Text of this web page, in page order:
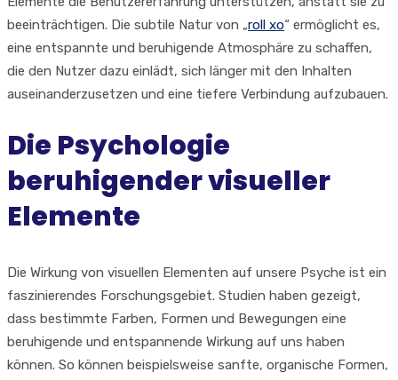
beeinträchtigen. Die subtile Natur von „roll xo“ ermöglicht es,
eine entspannte und beruhigende Atmosphäre zu schaffen,
die den Nutzer dazu einlädt, sich länger mit den Inhalten
auseinanderzusetzen und eine tiefere Verbindung aufzubauen.
Die Psychologie
beruhigender visueller
Elemente
Die Wirkung von visuellen Elementen auf unsere Psyche ist ein
faszinierendes Forschungsgebiet. Studien haben gezeigt,
dass bestimmte Farben, Formen und Bewegungen eine
beruhigende und entspannende Wirkung auf uns haben
können. So können beispielsweise sanfte, organische Formen,